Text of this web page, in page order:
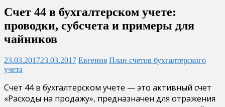
Счет 44 в бухгалтерском учете:
проводки, субсчета и примеры для
чайников
23.03.201723.03.2017 Евгения План счетов бухгалтерского
учета
Счет 44 в бухгалтерском учете — это активный счет
«Расходы на продажу», предназначен для отражения